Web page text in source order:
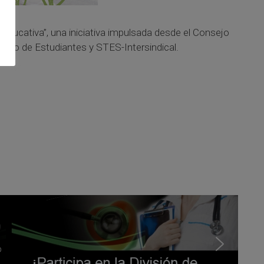
una iniciativa impulsada desde el Consejo
de Estudiantes y STES-Intersindical.